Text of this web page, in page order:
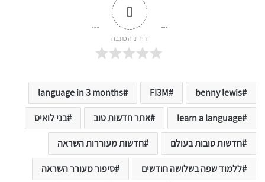
0
דירוג הכתבה
benny lewis
FI3M
language in 3 months
learn a language אתר חדשות טוב בני לואיס
חדשות טובות בעולם חדשות מעוררות השראה
ללמוד שפה בשלושה חודשים סיפור מעורר השראה